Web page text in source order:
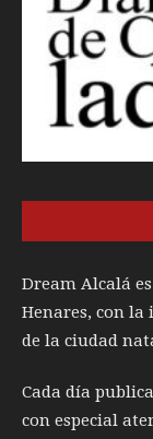
Dream Alcalá
Henares, con
de la ciudad
Cada día
con especial